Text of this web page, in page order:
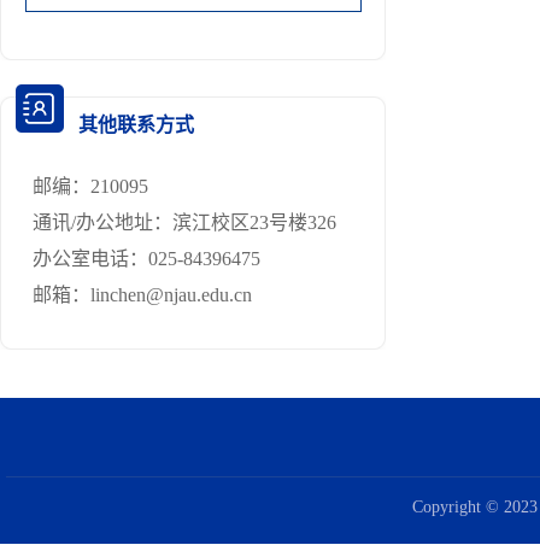
其他联系方式
邮编： 210095
通讯/办公地址： 滨江校区23号楼326
办公室电话： 025-84396475
邮箱： linchen@njau.edu.cn
Copyright ©